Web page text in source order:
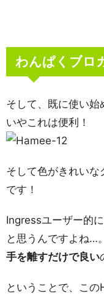
わんぱくブロ
そして、既に使い始
いやこれは便利！
そして色がきれい
です！
Ingressユーザー的
と思うんですよね…。
手を離すだけで良い
ということで、こ